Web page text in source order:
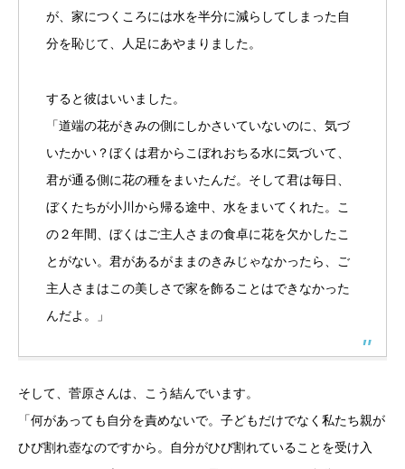
が、家につくころには水を半分に減らしてしまった自
分を恥じて、人足にあやまりました。
すると彼はいいました。
「道端の花がきみの側にしかさいていないのに、気づ
いたかい？ぼくは君からこぼれおちる水に気づいて、
君が通る側に花の種をまいたんだ。そして君は毎日、
ぼくたちが小川から帰る途中、水をまいてくれた。こ
の２年間、ぼくはご主人さまの食卓に花を欠かしたこ
とがない。君があるがままのきみじゃなかったら、ご
主人さまはこの美しさで家を飾ることはできなかった
んだよ。」
そして、菅原さんは、こう結んでいます。
「何があっても自分を責めないで。子どもだけでなく私たち親が
ひび割れ壺なのですから。自分がひび割れていることを受け入